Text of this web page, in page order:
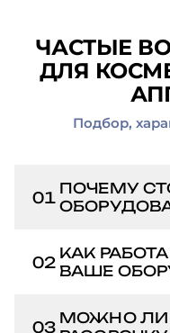
ЧАСТЫЕ
ДЛЯ
Подбор,
01 ПОЧЕМУ
знаем это
проверяем
02 КАК
ВАШЕ
от модели.
03 МОЖНО ЛИ